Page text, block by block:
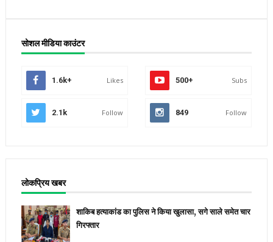
सोशल मीडिया काउंटर
1.6k+ Likes 500+ Subs
2.1k Follow 849 Follow
लोकप्रिय खबर
शाकिब हत्याकांड का पुलिस ने किया खुलासा, सगे साले समेत चार
गिरफ्तार